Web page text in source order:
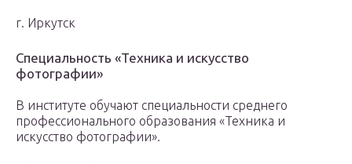
г. Иркутск
Специальность «Техника и искусство
фотографии»
В институте обучают специальности среднего
профессионального образования «Техника и
искусство фотографии».